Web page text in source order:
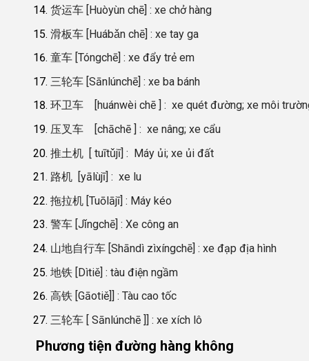
货运车 [Huòyùn chē] : xe chở hàng
滑板车 [Huábǎn chē] : xe tay ga
童车 [Tóngchē] : xe đẩy trẻ em
三轮车 [Sānlúnchē] : xe ba bánh
环卫车 [huánwèi chē ] : xe quét đường; xe môi
压叉车 [chāchē ] : xe nâng; xe cẩu
推土机 [ tuītǔjī] : Máy ủi; xe ủi đất
路机 [yālùjī] : xe lu
拖拉机 [Tuōlājī] : Máy kéo
警车 [Jǐngchē] : Xe công an
山地自行车 [Shāndì zìxíngchē] : xe đạp địa hình
地铁 [Dìtiě] : tàu điện ngầm
高铁 [Gāotiě]] : Tàu cao tốc
三轮车 [ Sānlúnchē ]] : xe xích lô
Phương tiện đường hàng không